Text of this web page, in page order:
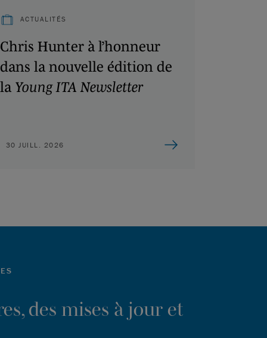
ACTUALITÉS
Chris Hunter à l’honneur
dans la nouvelle édition de
la Young ITA Newsletter
30 JUILL. 2026
des mises à jour et